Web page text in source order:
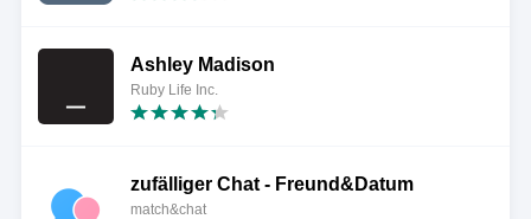
Ashley Madison
Ruby Life Inc.
zufälliger Chat - Freund&Datum
match&chat